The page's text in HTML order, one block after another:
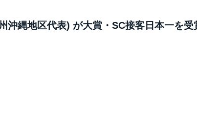
縄地区代表) が大賞・SC接客日本一を受